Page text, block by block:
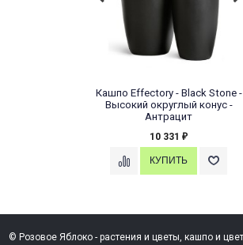
Кашпо Effectory - Black Stone -
Высокий округлый конус -
Антрацит
10 331 ₽
© Розовое Яблоко - растения и цветы, кашпо и